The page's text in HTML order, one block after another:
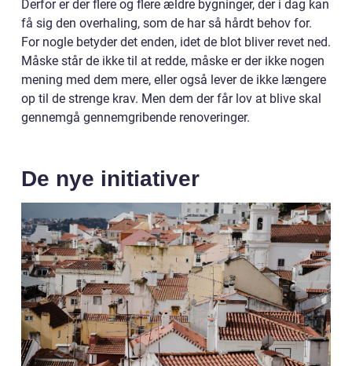
Derfor er der flere og flere ældre bygninger, der i dag kan
få sig den overhaling, som de har så hårdt behov for.
For nogle betyder det enden, idet de blot bliver revet ned.
Måske står de ikke til at redde, måske er der ikke nogen
mening med dem mere, eller også lever de ikke længere
op til de strenge krav. Men dem der får lov at blive skal
gennemgå gennemgribende renoveringer.
De nye initiativer